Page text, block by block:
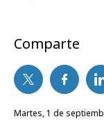
Comparte
martes, 1 de